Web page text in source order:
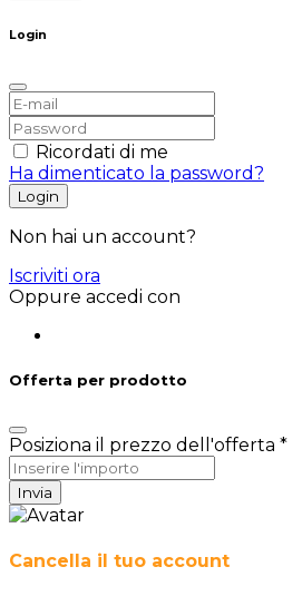
Login
Ricordati di me
Ha dimenticato la password?
Login
Non hai un account?
Iscriviti ora
Oppure accedi con
Offerta per prodotto
Posiziona il prezzo dell'offerta *
Invia
Cancella il tuo account